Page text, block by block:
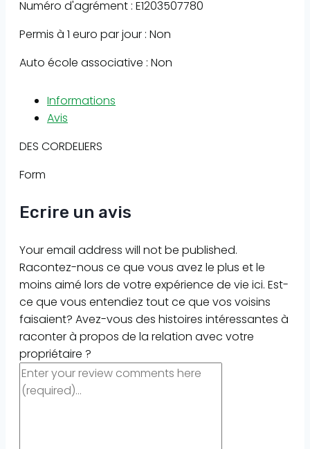
Numéro d'agrément : E1203507780
Permis à 1 euro par jour : Non
Auto école associative : Non
Informations
Avis
DES CORDELIERS
Form
Ecrire un avis
Your email address will not be published.
Racontez-nous ce que vous avez le plus et le
moins aimé lors de votre expérience de vie ici. Est-
ce que vous entendiez tout ce que vos voisins
faisaient? Avez-vous des histoires intéressantes à
raconter à propos de la relation avec votre
propriétaire ?